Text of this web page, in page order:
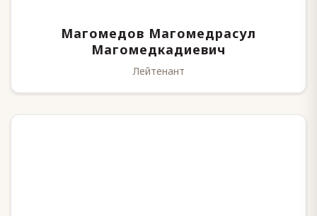
Магомедов Магомедрасул
Магомедкадиевич
Лейтенант